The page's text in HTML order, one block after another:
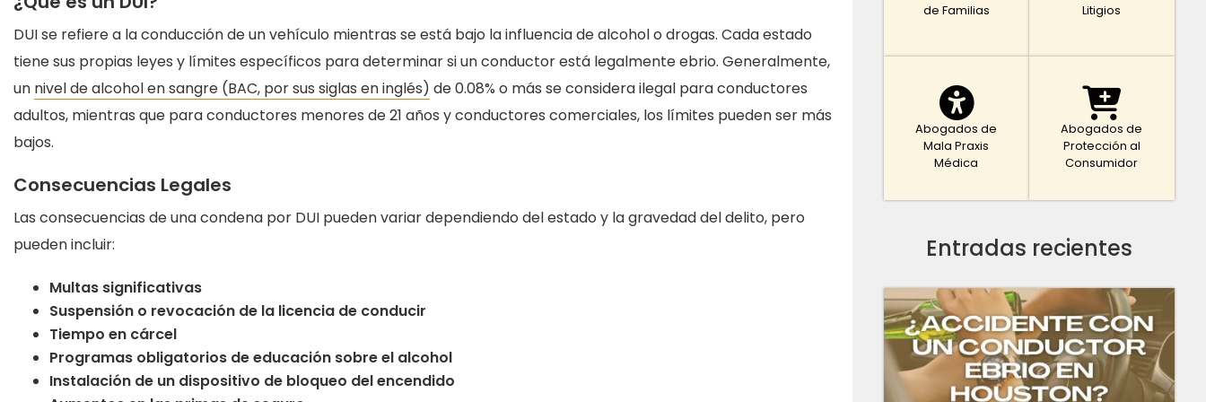
DUI se refiere a la conducción de un vehículo mientras se está bajo la influencia de alcohol o drogas. Cada estado
tiene sus propias leyes y límites específicos para determinar si un conductor está legalmente ebrio. Generalmente,
un nivel de alcohol en sangre (BAC, por sus siglas en inglés) de 0.08% o más se considera ilegal para conductores
adultos, mientras que para conductores menores de 21 años y conductores comerciales, los límites pueden ser más
bajos.
Consecuencias Legales
Las consecuencias de una condena por DUI pueden variar dependiendo del estado y la gravedad del delito, pero
pueden incluir:
Multas significativas
Suspensión o revocación de la licencia de conducir
Tiempo en cárcel
Programas obligatorios de educación sobre el alcohol
Instalación de un dispositivo de bloqueo del encendido
de Familias
Litigios
Abogados de
Mala Praxis
Médica
Abogados de
Protección al
Consumidor
Entradas recientes